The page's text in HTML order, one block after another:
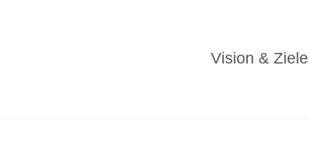
Vision & Ziele